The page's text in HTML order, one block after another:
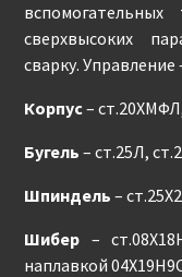
сверхвысоких
сварку.
Корпус–
Бугель – ст.25Л,
Шпиндель –
Шибер –
наплавкой